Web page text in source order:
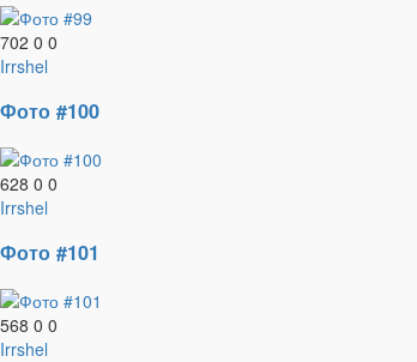
702 0 0
Irrshel
Фото #100
628 0 0
Irrshel
Фото #101
568 0 0
Irrshel